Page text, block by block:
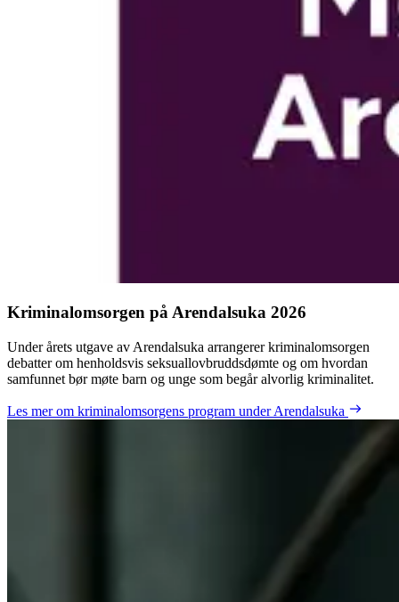
Kriminalomsorgen på Arendalsuka 2026
Under årets utgave av Arendalsuka arrangerer kriminalomsorgen
debatter om henholdsvis seksuallovbruddsdømte og om hvordan
samfunnet bør møte barn og unge som begår alvorlig kriminalitet.
Les mer om kriminalomsorgens program under Arendalsuka